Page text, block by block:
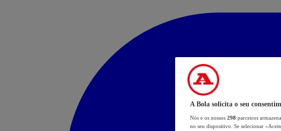
A Bola solicita o seu
Nós e os nossos 298 parceiros
no seu dispositivo. Se selecionar